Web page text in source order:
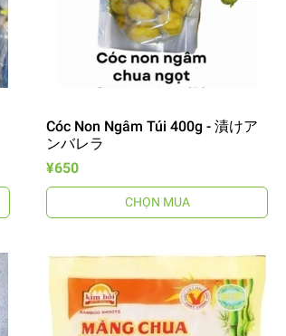
Cóc Non Ngâm Túi 400g - 漬けア
ンバレラ
¥650
CHỌN MUA